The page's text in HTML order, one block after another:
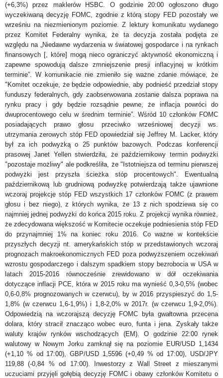
(+6,3%) przez maklerów HSBC. O godzinie 20:00 ogłoszono długo
wyczekiwaną decyzję FOMC, zgodnie z którą stopy FED pozostały we
wrześniu na niezmienionym poziomie. Z lektury komunikatu wydanego
przez Komitet Federalny wynika, że ta decyzja została podjęta ze
względu na „Niedawne wydarzenia w światowej gospodarce i na rynkach
finansowych [, które] mogą nieco ograniczyć aktywność ekonomiczną i
zapewne spowodują dalsze zmniejszenie presji inflacyjnej w krótkim
terminie”. W komunikacie nie zmieniło się ważne zdanie mówiące, że
"Komitet oczekuje, że będzie odpowiednie, aby podnieść przedział stopy
funduszy federalnych, gdy zaobserwowana zostanie dalsza poprawa na
rynku pracy i gdy będzie rozsądnie pewne, że inflacja powróci do
dwuprocentowego celu w średnim terminie”. Wśród 10 członków FOMC
posiadających prawo głosu przeciwko wrześniowej decyzji ws.
utrzymania zerowych stóp FED opowiedział się Jeffrey M. Lacker, który
był za ich podwyżką o 25 punktów bazowych. Podczas konferencji
prasowej Janet Yellen stwierdziła, że październikowy termin podwyżki
"pozostaje możliwy" ale podkreśliła, że "Istotniejsza od terminu pierwszej
podwyżki jest przyszła ścieżka stóp procentowych". Ewentualną
październikową lub grudniową podwyżkę potwierdzają także ujawnione
wczoraj projekcje stóp FED wszystkich 17 członków FOMC (z prawem
głosu i bez niego), z których wynika, że 13 z nich spodziewa się co
najmniej jednej podwyżki do końca 2015 roku. Z projekcji wynika również,
że zdecydowana większość w Komitecie oczekuje podniesienia stóp FED
do przynajmniej 1% na koniec roku 2016. Co ważne w kontekście
przyszłych decyzji nt. amerykańskich stóp w przedstawionych wczoraj
prognozach makroekonomicznych FED poza podwyższeniem oczekiwań
wzrostu gospodarczego i dalszym spadkiem stopy bezrobocia w USA w
latach 2015-2016 równocześnie zrewidowano w dół oczekiwania
dotyczące inflacji PCE, która w 2015 roku ma wynieść 0,3-0,5% (wobec
0,6-0,8% prognozowanych w czerwcu), by w 2016 przyspieszyć do 1,5-
1,8% (w czerwcu 1,6-1,9%) i 1,8-2,0% w 2017r. (w czerwcu 1,9-2,0%).
Odpowiedzią na wczorajszą decyzję FOMC była gwałtowna przecena
dolara, który stracił znacząco wobec euro, funta i jena. Zyskały także
waluty krajów rynków wschodzących (EM). O godzinie 22:00 rynek
walutowy w Nowym Jorku zamknął się na poziomie EUR/USD 1,1434
(+1,10 % od 17:00), GBP/USD 1,5596 (+0,49 % od 17:00), USD/JPY
119,88 (-0,84 % od 17:00). Inwestorzy z Wall Street z mieszanymi
uczuciami przyjęli gołębią decyzję FOMC i obawy członków Komitetu o